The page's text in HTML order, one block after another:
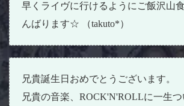
早くライヴに行けるようにご飯沢山
んばります☆ （takuto*）
兄貴誕生日おめでとうございます。
兄貴の音楽、ROCK'N'ROLLに一生